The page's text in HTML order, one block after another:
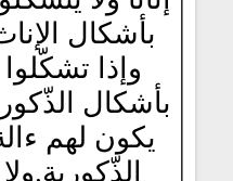
بأشكال
وإذا تشكّلوا
بأشكال الذّكور
يكون لهم
الذّكورية.ولا